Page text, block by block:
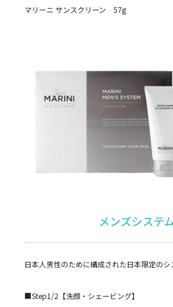
マリーニ サンスクリーン 57g
メンズシステ
日本人男性のために構成された日本限定のシ
■Step1/2【洗顔・シェービング】